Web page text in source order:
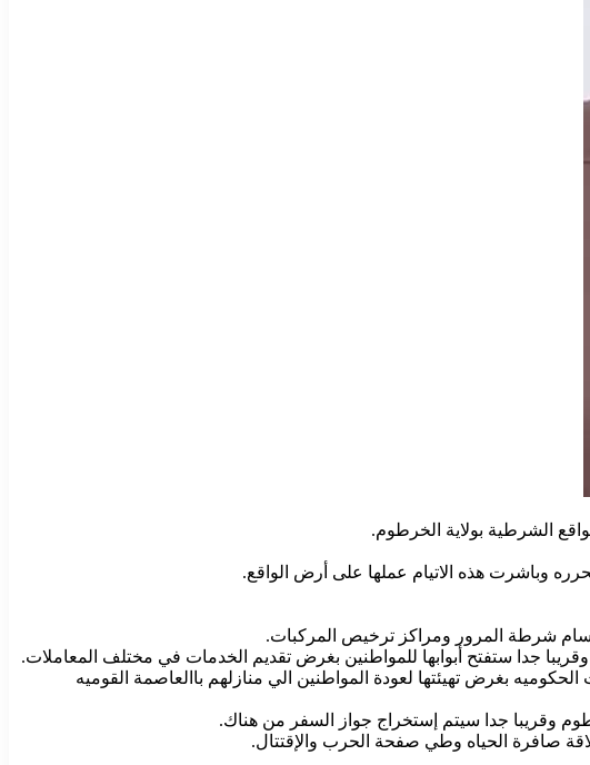
الشرطية بولاية الخرطوم.
وباشرت هذه الاتيام عملها على أرض الواقع.
شرطة المرور ومراكز ترخيص المركبات.
جدا ستفتح أبوابها للمواطنين بغرض تقديم الخدمات في مختلف المعاملات.
بغرض تهيئتها لعودة المواطنين الي منازلهم باالعاصمة القوميه
وقريبا جدا سيتم إستخراج جواز السفر من هناك.
صافرة الحياه وطي صفحة الحرب والإقتتال.